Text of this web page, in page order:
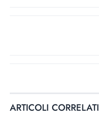
ARTICOLI CORRELATI